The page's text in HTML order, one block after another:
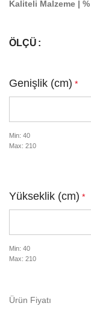
Kaliteli Malzeme |
ÖLÇÜ
Genişlik (cm) *
Min: 40
Max: 210
Yükseklik (cm) *
Min: 40
Max: 210
Ürün Fiyatı